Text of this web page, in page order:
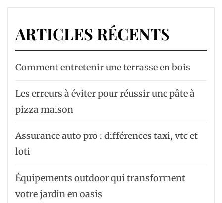
ARTICLES RÉCENTS
Comment entretenir une terrasse en bois
Les erreurs à éviter pour réussir une pâte à
pizza maison
Assurance auto pro : différences taxi, vtc et
loti
Équipements outdoor qui transforment
votre jardin en oasis